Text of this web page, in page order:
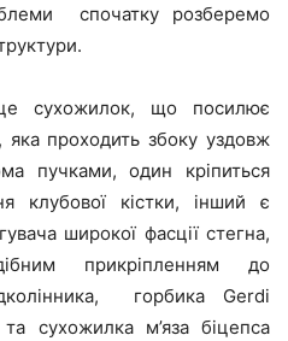
спочатку розберемо
це сухожилок, що посилює
яка проходить збоку уздовж
пучками, один кріпиться
клубової кістки, інший є
широкої фасції стегна,
прикріпленням до
горбика Gerdi
та сухожилка м’яза біцепса